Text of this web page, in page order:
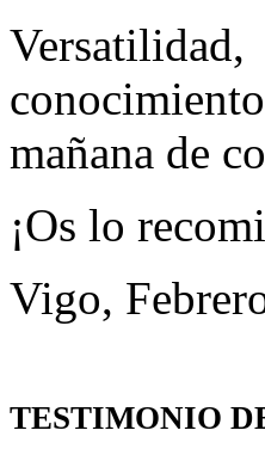
mañana de
¡Os lo
Vigo,
TESTIMONIO